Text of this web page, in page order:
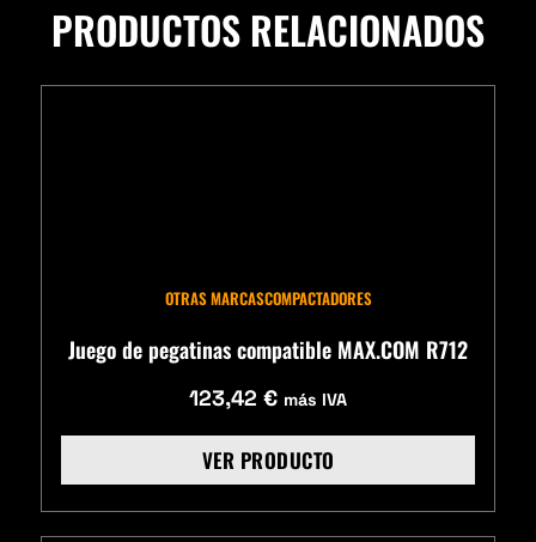
PRODUCTOS RELACIONADOS
OTRAS MARCASCOMPACTADORES
Juego de pegatinas compatible MAX.COM R712
123,42 € más IVA
VER PRODUCTO